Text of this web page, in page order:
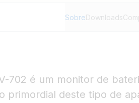
SobreDownloads
702 é um monitor de
primordial deste tipo de